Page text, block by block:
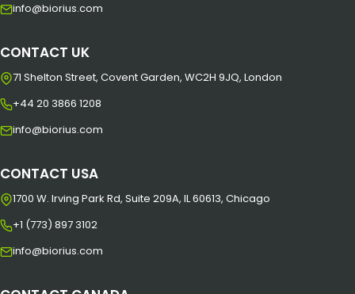
info@biorius.com
CONTACT UK
71 Shelton Street, Covent Garden, WC2H 9JQ, London
+44 20 3866 1208
info@biorius.com
CONTACT USA
1700 W. Irving Park Rd, Suite 209A, IL 60613, Chicago
+1 (773) 897 3102
info@biorius.com